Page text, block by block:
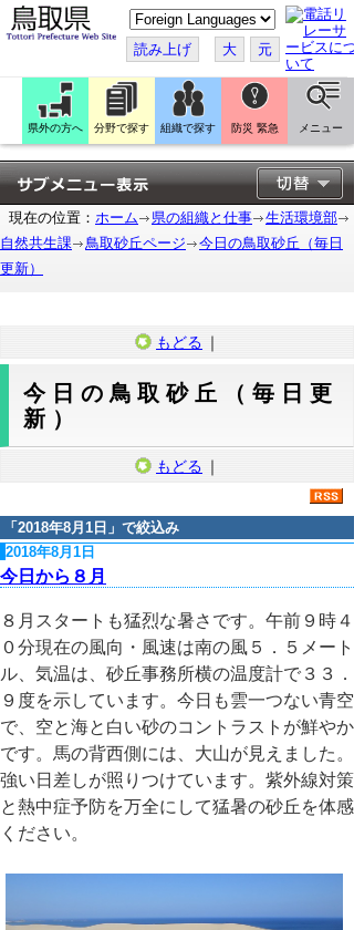
こ
の
ペ
ー
ジ
翻
訳
す
る
読み上げ 大 元
県外の方へ 分野で探す 組織で探す 防災 緊急 メニュー
現在の位置： ホーム 県の組織と仕事
生活環境部
自然共生課
鳥取砂丘ページ
今日の鳥取砂丘（毎日
更新）
もどる ｜
今日の鳥取砂丘（毎日更
新）
もどる ｜
「 2018年8月1日 」で絞込み
2018年8月1日
今日から８月
８月スタートも猛烈な暑さです。午前９時４
０分現在の風向・風速は南の風５．５メート
ル、気温は、砂丘事務所横の温度計で３３．
９度を示しています。今日も雲一つない青空
で、空と海と白い砂のコントラストが鮮やか
です。馬の背西側には、大山が見えました。
強い日差しが照りつけています。紫外線対策
と熱中症予防を万全にして猛暑の砂丘を体感
ください。